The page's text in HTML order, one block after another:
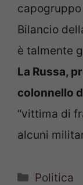
Bilancio
è talmente
La Russa,
colonnello
“vittima di
alcuni
Categorie
Politica